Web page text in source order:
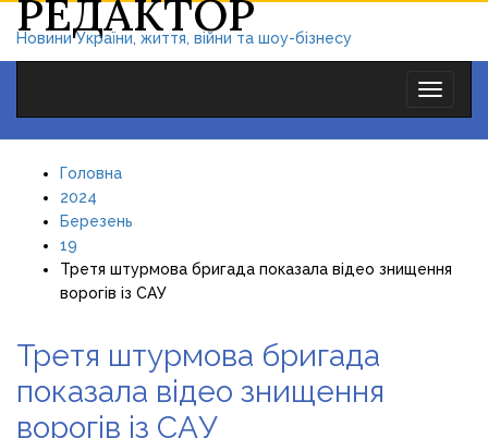
РЕДАКТОР
Новини України, життя, війни та шоу-бізнесу
Toggle
Головна
2024
Березень
19
Третя штурмова бригада показала відео знищення
ворогів із САУ
Третя штурмова бригада
показала відео знищення
ворогів із САУ